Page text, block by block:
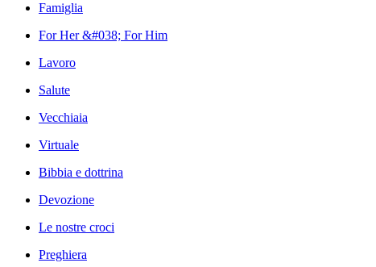
Famiglia
For Her &#038; For Him
Lavoro
Salute
Vecchiaia
Virtuale
Bibbia e dottrina
Devozione
Le nostre croci
Preghiera